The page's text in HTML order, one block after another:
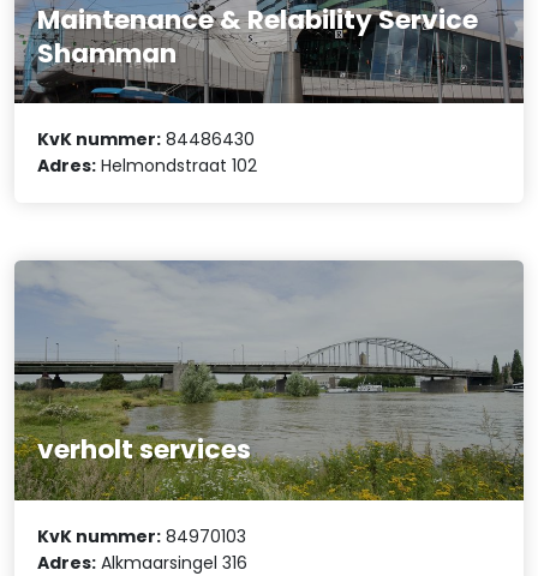
Maintenance & Relability Service
Shamman
KvK nummer: 84486430
Adres: Helmondstraat 102
verholt services
KvK nummer: 84970103
Adres: Alkmaarsingel 316